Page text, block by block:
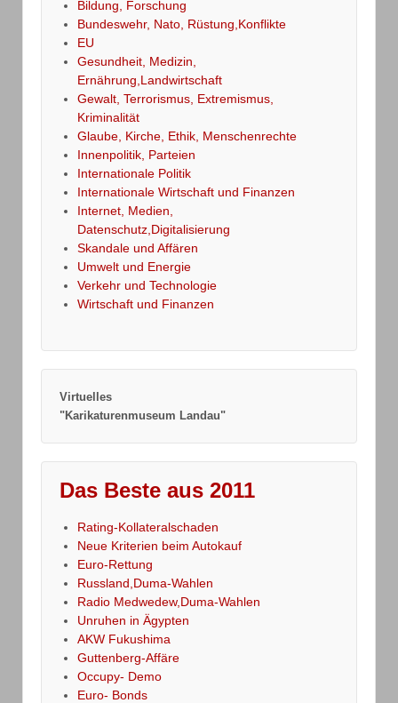
Bildung, Forschung
Bundeswehr, Nato, Rüstung,Konflikte
EU
Gesundheit, Medizin,
Ernährung,Landwirtschaft
Gewalt, Terrorismus, Extremismus,
Kriminalität
Glaube, Kirche, Ethik, Menschenrechte
Innenpolitik, Parteien
Internationale Politik
Internationale Wirtschaft und Finanzen
Internet, Medien,
Datenschutz,Digitalisierung
Skandale und Affären
Umwelt und Energie
Verkehr und Technologie
Wirtschaft und Finanzen
Virtuelles
"Karikaturenmuseum Landau"
Das Beste aus 2011
Rating-Kollateralschaden
Neue Kriterien beim Autokauf
Euro-Rettung
Russland,Duma-Wahlen
Radio Medwedew,Duma-Wahlen
Unruhen in Ägypten
AKW Fukushima
Guttenberg-Affäre
Occupy- Demo
Euro- Bonds